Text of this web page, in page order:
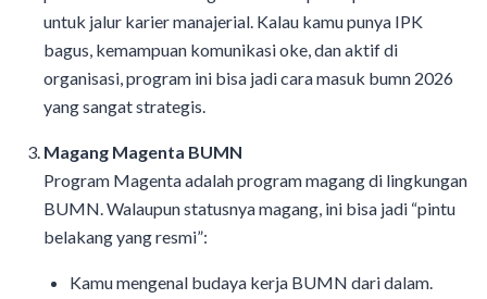
untuk jalur karier manajerial. Kalau kamu punya IPK
bagus, kemampuan komunikasi oke, dan aktif di
organisasi, program ini bisa jadi cara masuk bumn 2026
yang sangat strategis.
Magang Magenta BUMN
Program Magenta adalah program magang di lingkungan
BUMN. Walaupun statusnya magang, ini bisa jadi “pintu
belakang yang resmi”:
Kamu mengenal budaya kerja BUMN dari dalam.